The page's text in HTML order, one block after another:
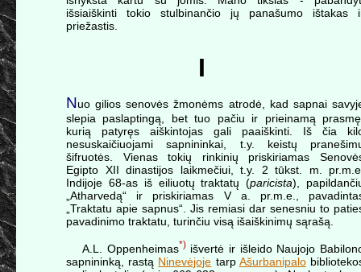
išsiaiškinti tokio stulbinančio jų panašumo ištakas
priežastis.
I
Nuo gilios senovės žmonėms atrodė, kad sapnai
slepia paslaptingą, bet tuo pačiu ir prieinamą
kurią patyręs aiškintojas gali paaiškinti. Iš čia
nesuskaičiuojami sapnininkai, t.y. keistų
šifruotės. Vienas tokių rinkinių priskiriamas
Egipto XII dinastijos laikmečiui, t.y. 2 tūkst. m.
Indijoje 68-as iš eiliuotų traktatų (paricista),
„Atharvedą“ ir priskiriamas V a. pr.m.e.,
„Traktatu apie sapnus“. Jis remiasi dar senesniu to
pavadinimo traktatu, turinčiu visą išaiškinimų sąrašą.
A.L. Oppenheimas*)išvertė ir išleido Naujojo
sapnininką, rastą Ninevėjoje tarp Ašurbanipalo